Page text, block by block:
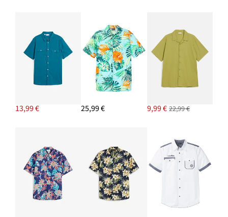
13,99 € 25,99 € 9,99 € 22,99 €